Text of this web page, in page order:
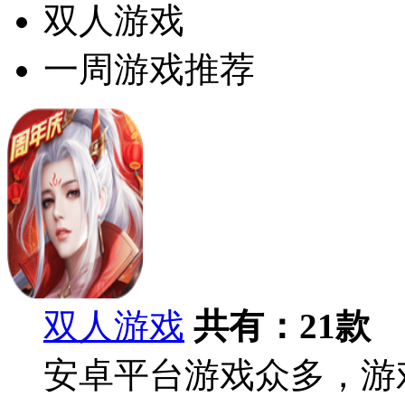
双人游戏
一周游戏推荐
双人游戏 共有： 21款
安卓平台游戏众多，